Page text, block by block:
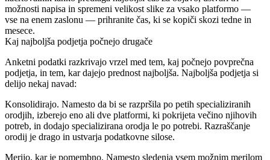
možnosti napisa in spremeni velikost slike za vsako platformo —
vse na enem zaslonu — prihranite čas, ki se kopiči skozi tedne in
mesece.
Kaj najboljša podjetja počnejo drugače
Anketni podatki razkrivajo vrzel med tem, kaj počnejo povprečna
podjetja, in tem, kar dajejo prednost najboljša. Najboljša podjetja si
delijo nekaj navad:
Konsolidirajo. Namesto da bi se razpršila po petih specializiranih
orodjih, izberejo eno ali dve platformi, ki pokrijeta večino njihovih
potreb, in dodajo specializirana orodja le po potrebi. Razraščanje
orodij je drago in ustvarja podatkovne silose.
Merijo, kar je pomembno. Namesto sledenja vsem možnim merilom